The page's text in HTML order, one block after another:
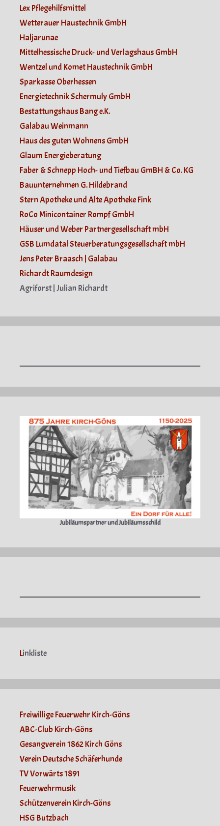
Lex Pflegehilfsmittel
Wetterauer Haustechnik GmbH
Haljarunae
Mittelhessische Druck- und Verlagshaus GmbH
Wentzel und Komet Haustechnik GmbH
Sparkasse Oberhessen
Energietechnik Schermuly GmbH
Bestattungshaus Bang e.K.
Galabau Weinmann
Haus des guten Wohnens GmbH
Glaum Energieberatung
Faber & Schnepp Hoch- und Tiefbau GmBH & Co. KG
Bauunternehmen G. Hildebrand
Stern Apotheke und Alte Apotheke Fink
RoCo Minicontainer Rompf GmbH
Häuser und Weber Partnergesellschaft mbH
GSB Lumdatal Steuerberatungsgesellschaft mbH
Jens Peter Braasch | Galabau
Richardt Raumdesign
Agriforst | Julian Richardt
Jubiläumspartner und Jubiläumsschild
Linkliste
Freiwillige Feuerwehr Kirch-Göns
ABC-Club Kirch-Göns
Gesangverein 1862 Kirch Göns
Verein Deutsche Schäferhunde
TV Vorwärts 1891
Feuerwehrmusik
Schützenverein Kirch-Göns
HSG Butzbach